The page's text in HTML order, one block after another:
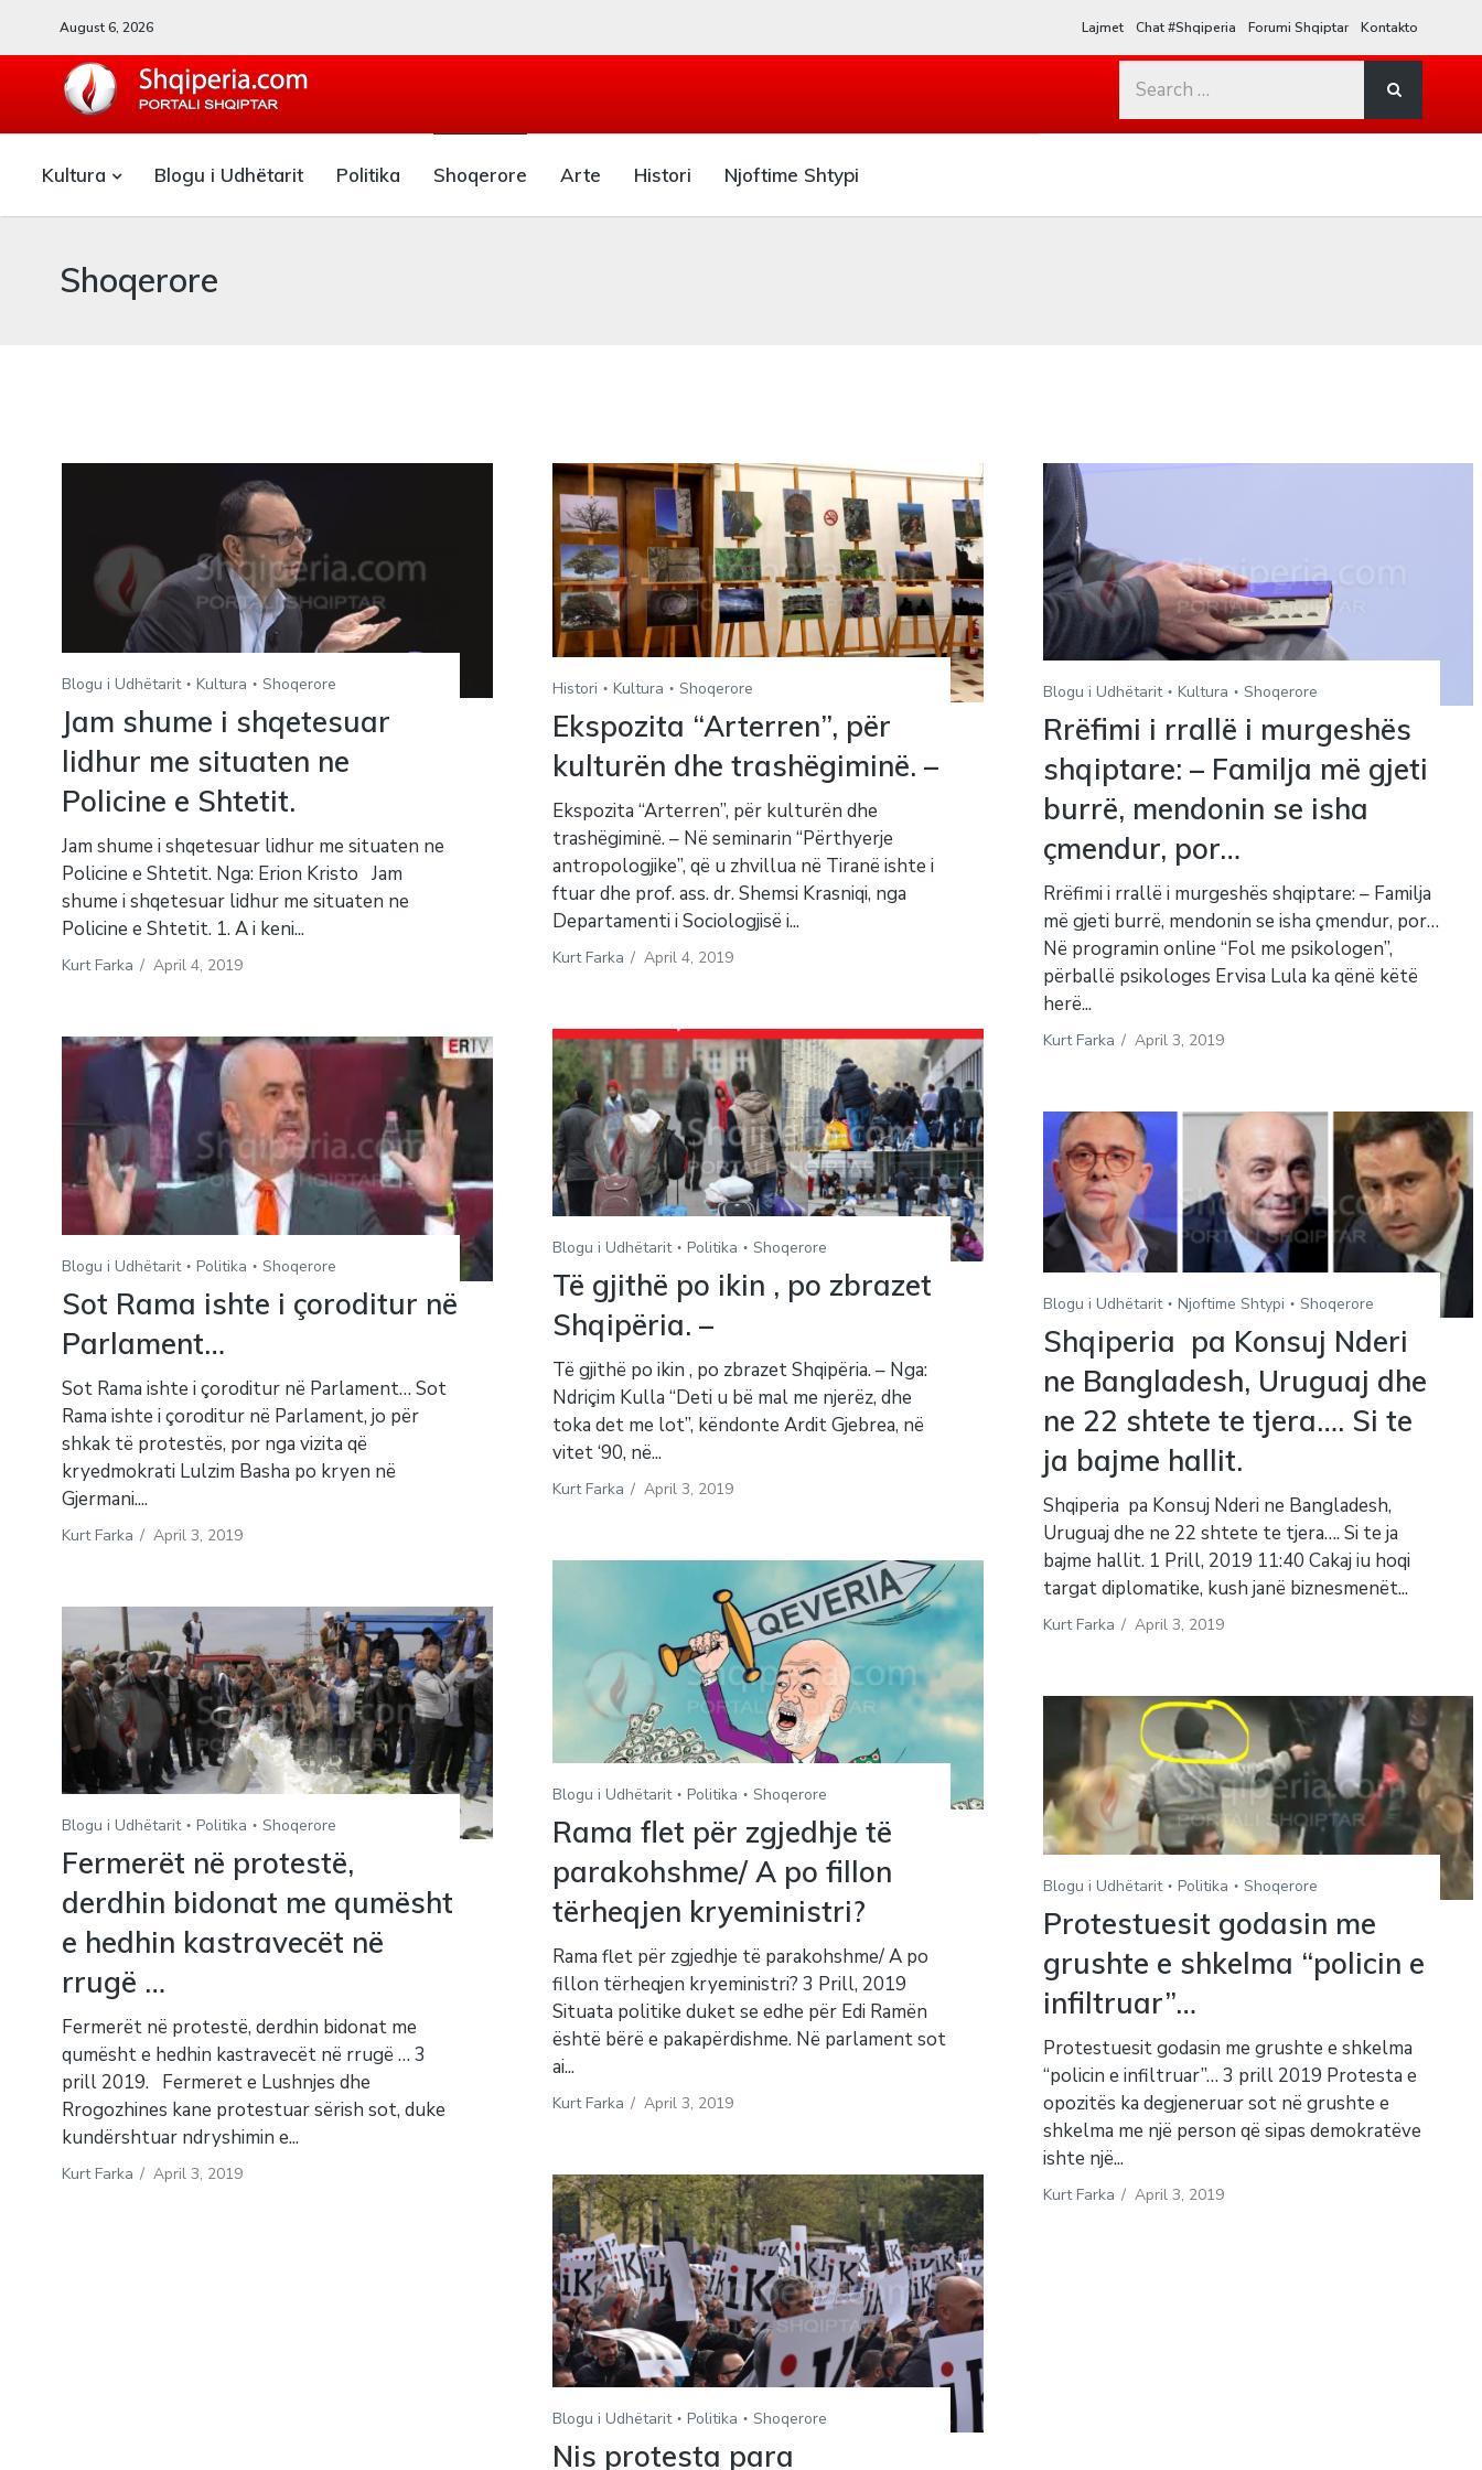
August 6, 2026 Lajmet Chat #Shqiperia Forumi Shqiptar Kontakto
Search
Kultura Blogu i Udhëtarit Politika Shoqerore Arte Histori Njoftime Shtypi
Shoqerore
Blogu i Udhëtarit Kultura Shoqerore
Jam shume i shqetesuar
lidhur me situaten ne
Policine e Shtetit.
Jam shume i shqetesuar lidhur me situaten ne
Policine e Shtetit. Nga: Erion Kristo Jam
shume i shqetesuar lidhur me situaten ne
Policine e Shtetit. 1. A i keni...
Kurt Farka / April 4, 2019
Histori Kultura Shoqerore
Ekspozita “Arterren”, për
kulturën dhe trashëgiminë. –
Ekspozita “Arterren”, për kulturën dhe
trashëgiminë. – Në seminarin “Përthyerje
antropologjike”, që u zhvillua në Tiranë ishte i
ftuar dhe prof. ass. dr. Shemsi Krasniqi, nga
Departamenti i Sociologjisë i...
Kurt Farka / April 4, 2019
Blogu i Udhëtarit Kultura Shoqerore
Rrëfimi i rrallë i murgeshës
shqiptare: – Familja më gjeti
burrë, mendonin se isha
çmendur, por…
Rrëfimi i rrallë i murgeshës shqiptare: – Familja
më gjeti burrë, mendonin se isha çmendur, por…
Në programin online “Fol me psikologen”,
përballë psikologes Ervisa Lula ka qënë këtë
herë...
Kurt Farka / April 3, 2019
Blogu i Udhëtarit Politika Shoqerore
Të gjithë po ikin , po zbrazet
Shqipëria. –
Të gjithë po ikin , po zbrazet Shqipëria. – Nga:
Ndriçim Kulla “Deti u bë mal me njerëz, dhe
toka det me lot”, këndonte Ardit Gjebrea, në
vitet ‘90, në...
Kurt Farka / April 3, 2019
Blogu i Udhëtarit Politika Shoqerore
Sot Rama ishte i çoroditur në
Parlament…
Sot Rama ishte i çoroditur në Parlament… Sot
Rama ishte i çoroditur në Parlament, jo për
shkak të protestës, por nga vizita që
kryedmokrati Lulzim Basha po kryen në
Gjermani....
Kurt Farka / April 3, 2019
Blogu i Udhëtarit Njoftime Shtypi Shoqerore
Shqiperia pa Konsuj Nderi
ne Bangladesh, Uruguaj dhe
ne 22 shtete te tjera…. Si te
ja bajme hallit.
Shqiperia pa Konsuj Nderi ne Bangladesh,
Uruguaj dhe ne 22 shtete te tjera…. Si te ja
bajme hallit. 1 Prill, 2019 11:40 Cakaj iu hoqi
targat diplomatike, kush janë biznesmenët...
Kurt Farka / April 3, 2019
Blogu i Udhëtarit Politika Shoqerore
Rama flet për zgjedhje të
parakohshme/ A po fillon
tërheqjen kryeministri?
Rama flet për zgjedhje të parakohshme/ A po
fillon tërheqjen kryeministri? 3 Prill, 2019
Situata politike duket se edhe për Edi Ramën
është bërë e pakapërdishme. Në parlament sot
ai...
Kurt Farka / April 3, 2019
Blogu i Udhëtarit Politika Shoqerore
Fermerët në protestë,
derdhin bidonat me qumësht
e hedhin kastravecët në
rrugë …
Fermerët në protestë, derdhin bidonat me
qumësht e hedhin kastravecët në rrugë … 3
prill 2019. Fermeret e Lushnjes dhe
Rrogozhines kane protestuar sërish sot, duke
kundërshtuar ndryshimin e...
Kurt Farka / April 3, 2019
Blogu i Udhëtarit Politika Shoqerore
Protestuesit godasin me
grushte e shkelma “policin e
infiltruar”…
Protestuesit godasin me grushte e shkelma
“policin e infiltruar”… 3 prill 2019 Protesta e
opozitës ka degjeneruar sot në grushte e
shkelma me një person që sipas demokratëve
ishte një...
Kurt Farka / April 3, 2019
Blogu i Udhëtarit Politika Shoqerore
Nis protesta para